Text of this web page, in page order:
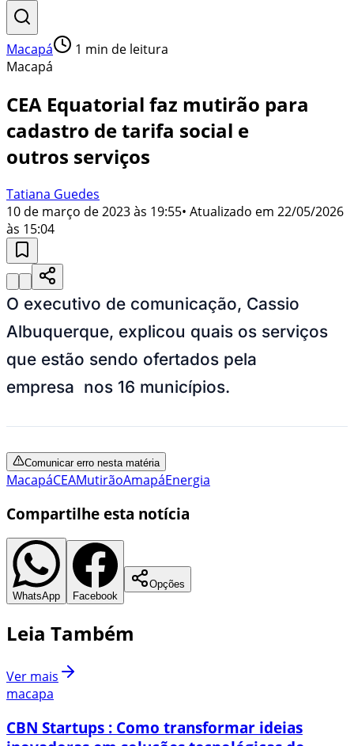
Macapá 1 min de leitura
Macapá
CEA Equatorial faz mutirão para
cadastro de tarifa social e
outros serviços
Tatiana Guedes
10 de março de 2023 às 19:55• Atualizado em 22/05/2026
às 15:04
O executivo de comunicação, Cassio
Albuquerque, explicou quais os serviços
que estão sendo ofertados pela
empresa nos 16 municípios.
Comunicar erro nesta matéria
MacapáCEAMutirãoAmapáEnergia
Compartilhe esta notícia
WhatsApp Facebook
Opções
Leia Também
Ver mais
macapa
CBN Startups : Como transformar ideias